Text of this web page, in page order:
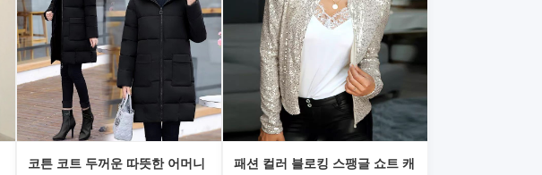
코튼 코트 두꺼운 따뜻한 어머니
패션 컬러 블로킹 스팽글 쇼트 캐